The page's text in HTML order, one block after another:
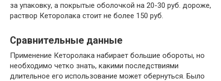
за упаковку, а покрытые оболочкой на 20-30 руб. дороже,
раствор Кеторолака стоит не более 150 руб.
Сравнительные данные
Применение Кеторолака набирает большие обороты, но
необходимо четко знать, какими последствиями
длительное его использование может обернуться. Было